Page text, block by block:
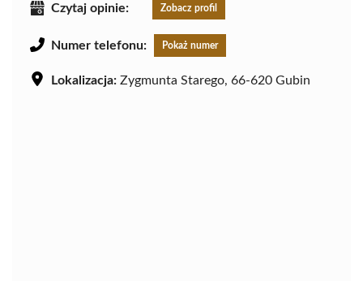
Czytaj opinie: Zobacz profil
Numer telefonu: Pokaż numer
Lokalizacja: Zygmunta Starego, 66-620 Gubin